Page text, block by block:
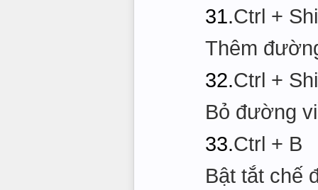
31.Ctrl +
Thêm
32.Ctrl +
Bỏ đường
33.Ctrl + B
Bật tắt chế